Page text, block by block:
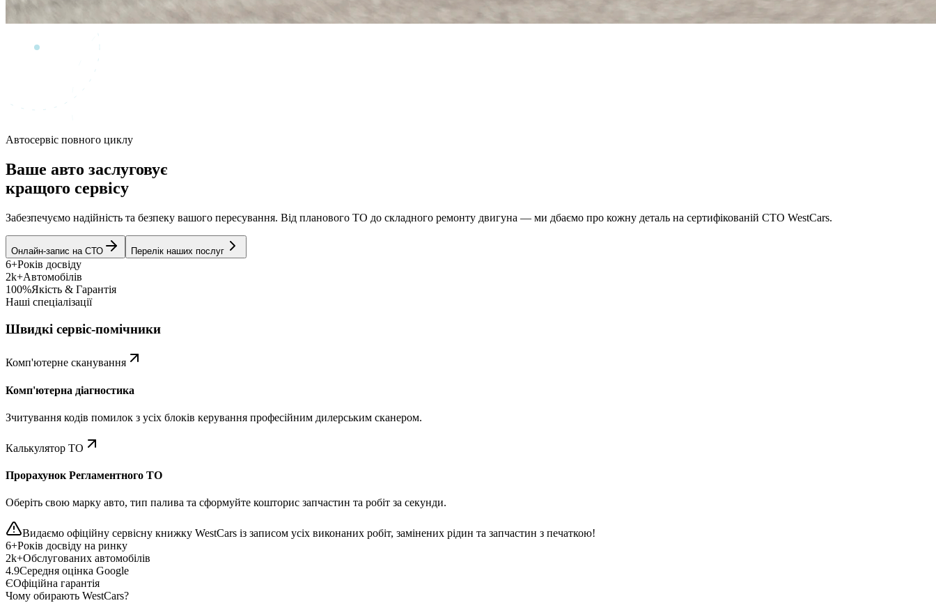
Автосервіс повного циклу
Ваше авто заслуговує
кращого сервісу
Забезпечуємо надійність та безпеку вашого пересування. Від планового ТО до складного ремонту двигуна — ми дбаємо про кожну деталь на сертифікованій СТО WestCars.
Онлайн-запис на СТО Перелік наших послуг
6+Років досвіду
2k+Автомобілів
100%Якість & Гарантія
Наші спеціалізації
Швидкі сервіс-помічники
Комп'ютерне сканування
Комп'ютерна діагностика
Зчитування кодів помилок з усіх блоків керування професійним дилерським сканером.
Калькулятор ТО
Прорахунок Регламентного ТО
Оберіть свою марку авто, тип палива та сформуйте кошторис запчастин та робіт за секунди.
Видаємо офіційну сервісну книжку WestCars із записом усіх виконаних робіт, замінених рідин та запчастин з печаткою!
6+Років досвіду на ринку
2k+Обслугованих автомобілів
4.9Середня оцінка Google
ЄОфіційна гарантія
Чому обирають WestCars?